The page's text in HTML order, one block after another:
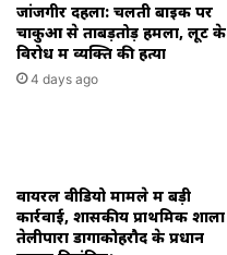
जांजगीर दहला: चलती बाइक पर
चाकुओं से ताबड़तोड़ हमला, लूट के
विरोध में व्यक्ति की हत्या
4 days ago
वायरल वीडियो मामले में बड़ी
कार्रवाई, शासकीय प्राथमिक शाला
तेलीपारा डोंगाकोहरौद के प्रधान